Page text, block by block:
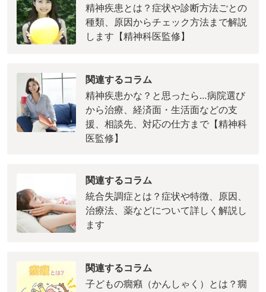
精神疾患とは？症状や診断方法ごとの
種類、原因からチェック方法まで解説
します【精神科医監修】
関連するコラム
精神疾患かな？と思ったら…病院選び
から治療、経済面・生活面などの支
援、相談先、対応の仕方まで【精神科
医監修】
関連するコラム
統合失調症とは？症状や特徴、原因、
治療法、薬などについて詳しく解説し
ます
関連するコラム
子どもの癇癪（かんしゃく）とは？癇